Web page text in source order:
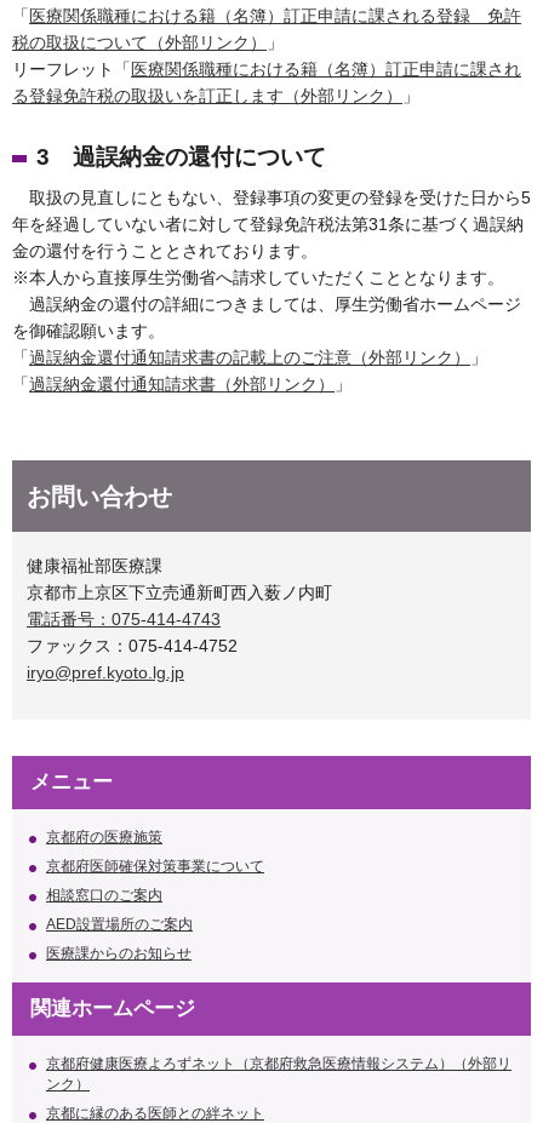
「医療関係職種における籍（名簿）訂正申請に課される登録 免許
税の取扱について（外部リンク）
」
リーフレット「医療関係職種における籍（名簿）訂正申請に課され
る登録免許税の取扱いを訂正します（外部リンク）
」
3 過誤納金の還付について
取扱の見直しにともない、登録事項の変更の登録を受けた日から5
年を経過していない者に対して登録免許税法第31条に基づく過誤納
金の還付を行うこととされております。
※本人から直接厚生労働省へ請求していただくこととなります。
過誤納金の還付の詳細につきましては、厚生労働省ホームページ
を御確認願います。
「過誤納金還付通知請求書の記載上のご注意（外部リンク）
」
「過誤納金還付通知請求書（外部リンク） 」
お問い合わせ
健康福祉部医療課
京都市上京区下立売通新町西入薮ノ内町
電話番号：075-414-4743
ファックス：075-414-4752
iryo@pref.kyoto.lg.jp
メニュー
京都府の医療施策
京都府医師確保対策事業について
相談窓口のご案内
AED設置場所のご案内
医療課からのお知らせ
関連ホームページ
京都府健康医療よろずネット（京都府救急医療情報システム）（外部リ
ンク）
京都に縁のある医師との絆ネット